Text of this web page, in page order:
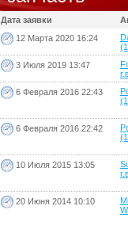
Дата заявки
12 Марта 2020 16:24
3 Июля 2019 13:47
6 Февраля 2016 22:43
6 Февраля 2016 22:42
10 Июля 2015 13:05
20 Июня 2014 10:10